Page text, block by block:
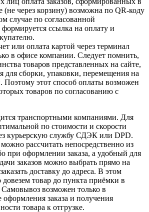
через корзину) возможна по QR-коду
случае по согласованной
ссылка на оплату и
или оплата картой через терминал
в офисе компании. Следует помнить,
товаров представленных на сайте,
для сборки, упаковки, перемещения на
Поэтому этот способ оплаты возможен
товаров по согласованию с
транспортными компаниями. Для
по стоимости и скорости
курьерскую службу СДЭК или DPD.
рассчитать непосредственно из
при оформлении заказа, а удобный для
заказов можно выбрать прямо на
доставку до адреса. В этом
товар до пункта приёмки в
Самовывоз возможен только в
оформления заказа и получения
товара к отгрузке.